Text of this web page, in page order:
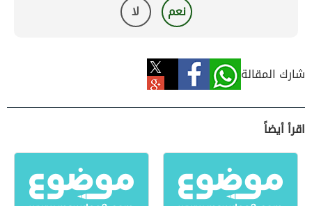
نعم لا
شارك المقالة
اقرأ أيضاً